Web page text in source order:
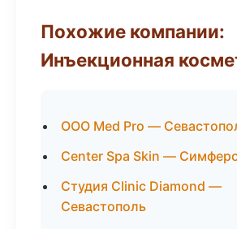
Похожие компании:
Инъекционная
ООО Med Pro —
Center Spa Skin —
Студия Clinic Diamond —
Севастополь